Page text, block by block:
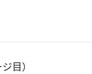
目）